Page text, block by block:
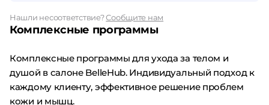
Нашли несоответствие?Сообщите нам
Комплексные программы
Комплексные программы для ухода за телом и
душой в салоне BelleHub. Индивидуальный подход к
каждому клиенту, эффективное решение проблем
кожи и мышц.